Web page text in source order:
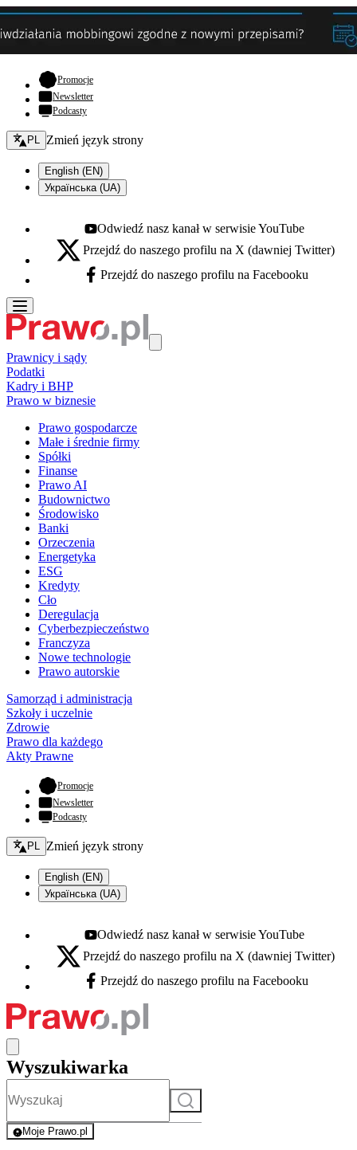
Promocje- otwiera się w nowej karcie
Newsletter
Podcasty
Zmień język - bieżący:
PL Zmień język strony
English (EN)
Українська (UA)
Youtube - otwiera się w nowej karcie
Odwiedź nasz kanał w serwisie YouTube
X - otwiera się w nowej karcie
Przejdź do naszego profilu na X (dawniej Twitter)
Facebook - otwiera się w nowej karcie
Przejdź do naszego profilu na Facebooku
Prawnicy i sądy
Podatki
Kadry i BHP
Prawo w biznesie
Prawo gospodarcze
Małe i średnie firmy
Spółki
Finanse
Prawo AI
Budownictwo
Środowisko
Banki
Orzeczenia
Energetyka
ESG
Kredyty
Cło
Deregulacja
Cyberbezpieczeństwo
Franczyza
Nowe technologie
Prawo autorskie
Samorząd i administracja
Szkoły i uczelnie
Zdrowie
Prawo dla każdego
Akty Prawne
Promocje- otwiera się w nowej karcie
Newsletter
Podcasty
Zmień język - bieżący:
PL Zmień język strony
English (EN)
Українська (UA)
Youtube - otwiera się w nowej karcie
Odwiedź nasz kanał w serwisie YouTube
X - otwiera się w nowej karcie
Przejdź do naszego profilu na X (dawniej Twitter)
Facebook - otwiera się w nowej karcie
Przejdź do naszego profilu na Facebooku
Wyszukiwarka
Szukaj
Moje Prawo.pl
- rejestracja i logowanie do serwisu